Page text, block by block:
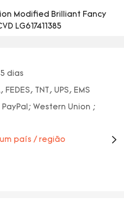
Modified Brilliant Fancy
LG617411385
dias
FEDES, TNT, UPS, EMS
PayPal; Western Union ;
país / região